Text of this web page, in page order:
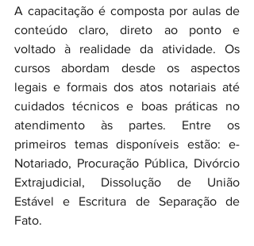
A capacitação é composta por aulas de
conteúdo claro, direto ao ponto e
voltado à realidade da atividade. Os
cursos abordam desde os aspectos
legais e formais dos atos notariais até
cuidados técnicos e boas práticas no
atendimento às partes. Entre os
primeiros temas disponíveis estão: e-
Notariado, Procuração Pública, Divórcio
Extrajudicial, Dissolução de União
Estável e Escritura de Separação de
Fato.